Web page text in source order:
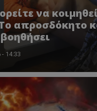
να
απροσδόκητο
- 14:33